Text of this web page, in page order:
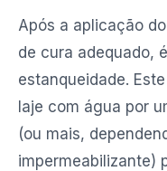
Após a aplicação
de cura adequado,
estanqueidade.
laje com água por
(ou mais,
impermeabilizante)